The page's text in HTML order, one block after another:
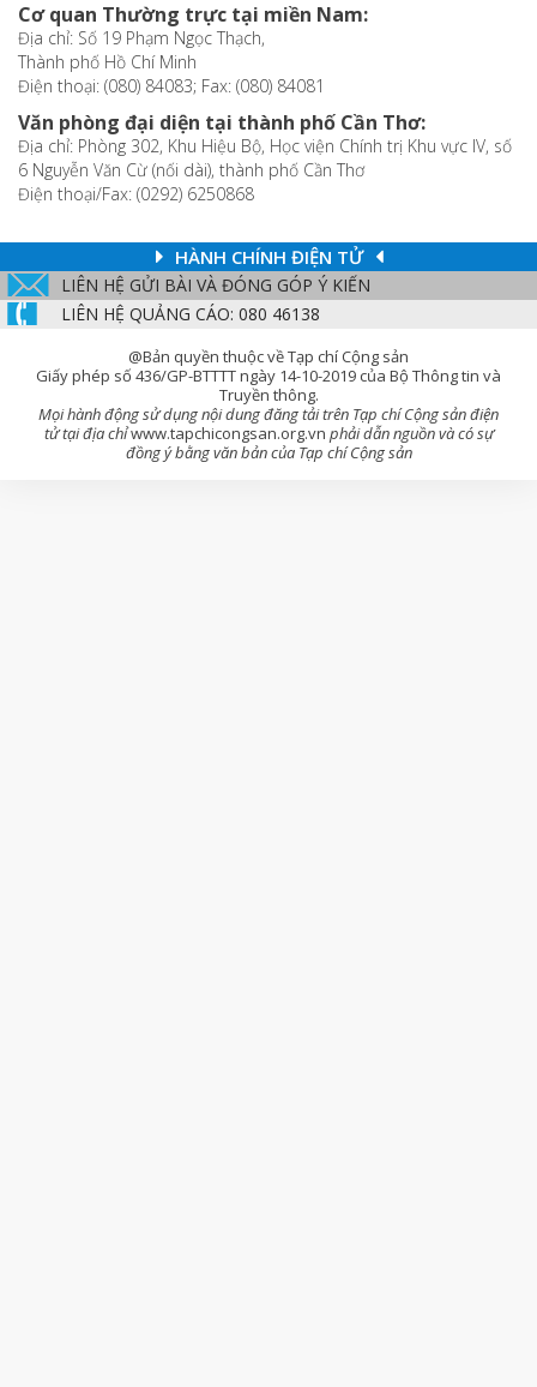
Cơ quan Thường trực tại miền Nam:
Địa chỉ: Số 19 Phạm Ngọc Thạch,
Thành phố Hồ Chí Minh
Điện thoại: (080) 84083; Fax: (080) 84081
Văn phòng đại diện tại thành phố Cần Thơ:
Địa chỉ: Phòng 302, Khu Hiệu Bộ, Học viện Chính trị Khu vực IV, số
6 Nguyễn Văn Cừ (nối dài), thành phố Cần Thơ
Điện thoại/Fax: (0292) 6250868
HÀNH CHÍNH ĐIỆN TỬ
LIÊN HỆ GỬI BÀI VÀ ĐÓNG GÓP Ý KIẾN
LIÊN HỆ QUẢNG CÁO: 080 46138
@Bản quyền thuộc về Tạp chí Cộng sản
Giấy phép số 436/GP-BTTTT ngày 14-10-2019 của Bộ Thông tin và
Truyền thông.
Mọi hành động sử dụng nội dung đăng tải trên Tạp chí Cộng sản điện
tử tại địa chỉwww.tapchicongsan.org.vn phải dẫn nguồn và có sự
đồng ý bằng văn bản của Tạp chí Cộng sản